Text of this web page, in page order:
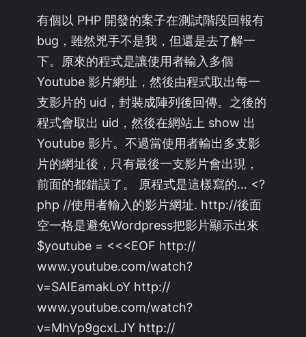
有個以 PHP 開發的案子在測試階段回報有
bug，雖然兇手不是我，但還是去了解一
下。原來的程式是讓使用者輸入多個
Youtube 影片網址，然後由程式取出每一
支影片的 uid，封裝成陣列後回傳。之後的
程式會取出 uid，然後在網站上 show 出
Youtube 影片。不過當使用者輸出多支影
片的網址後，只有最後一支影片會出現，
前面的都錯誤了。 原程式是這樣寫的… <?
php //使用者輸入的影片網址. http://後面
空一格是避免Wordpress把影片顯示出來
$youtube = <<<EOF http://
www.youtube.com/watch?
v=SAIEamakLoY http://
www.youtube.com/watch?
v=MhVp9gcxLJY http://